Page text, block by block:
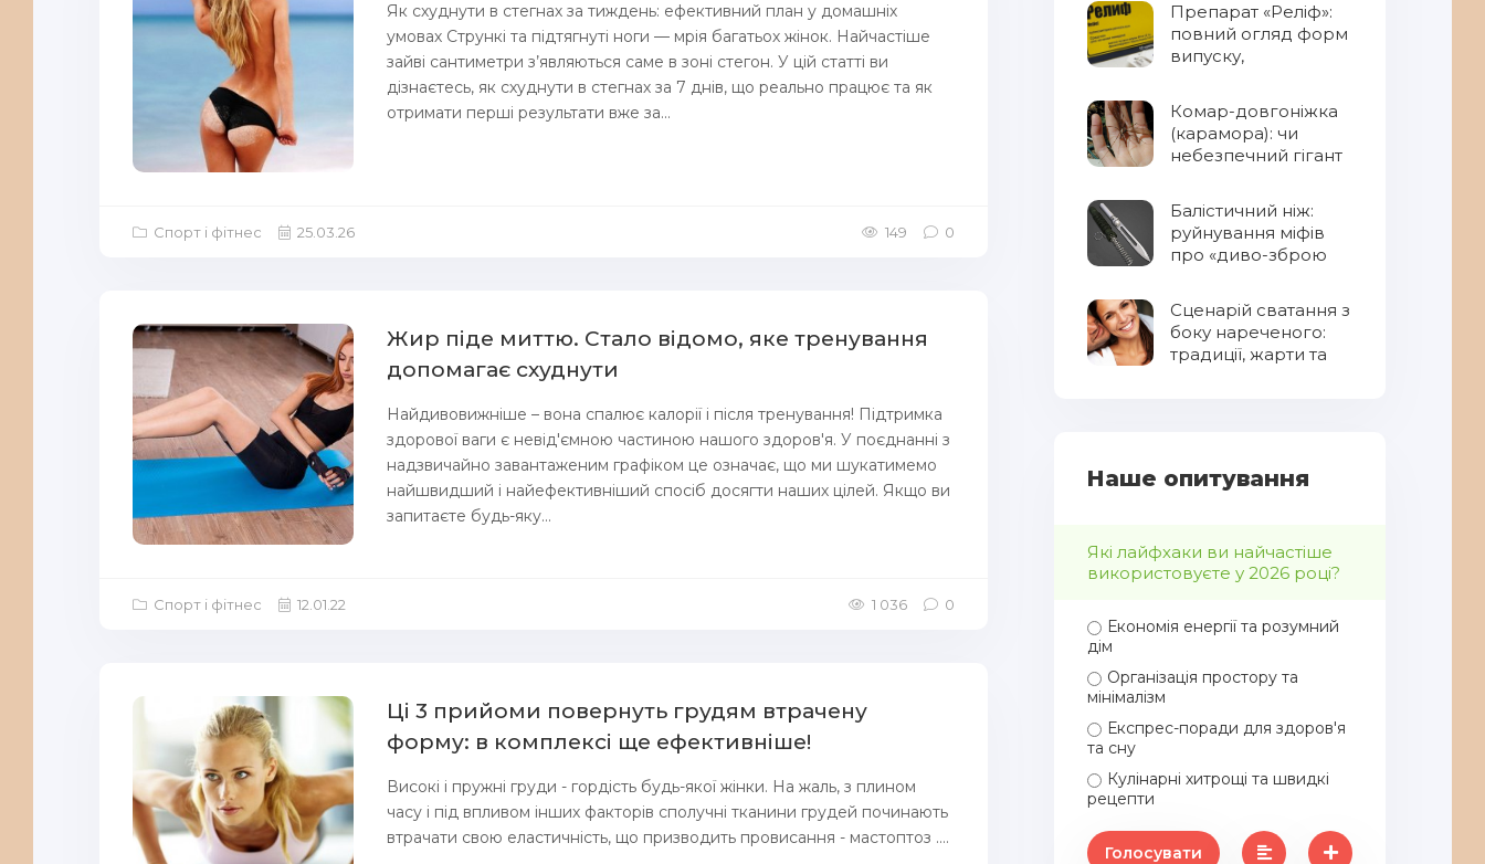
Як схуднути в стегнах за тиждень: ефективний план у домашніх
умовах Стрункі та підтягнуті ноги — мрія багатьох жінок. Найчастіше
зайві сантиметри з’являються саме в зоні стегон. У цій статті ви
дізнаєтесь, як схуднути в стегнах за 7 днів, що реально працює та як
отримати перші результати вже за...
Спорт і фітнес 25.03.26 149 0
Жир піде миттю. Стало відомо, яке тренування
допомагає схуднути
Найдивовижніше – вона спалює калорії і після тренування! Підтримка
здорової ваги є невід'ємною частиною нашого здоров'я. У поєднанні з
надзвичайно завантаженим графіком це означає, що ми шукатимемо
найшвидший і найефективніший спосіб досягти наших цілей. Якщо ви
запитаєте будь-яку...
Спорт і фітнес 12.01.22 1 036 0
Ці 3 прийоми повернуть грудям втрачену
форму: в комплексі ще ефективніше!
Високі і пружні груди - гордість будь-якої жінки. На жаль, з плином
часу і під впливом інших факторів сполучні тканини грудей починають
втрачати свою еластичність, що призводить провисання - мастоптоз ....
Препарат «Реліф»:
повний огляд форм
випуску,
правил
застосування
Комар-довгоніжка
(карамора): чи
небезпечний гігант
Балістичний ніж:
руйнування міфів
про «диво-зброю
Сценарій сватання з
боку нареченого:
традиції, жарти та
Наше опитування
Які лайфхаки ви найчастіше
використовуєте у 2026 році?
Економія енергії та розумний
дім
Організація простору та
мінімалізм
Експрес-поради для здоров'я
та сну
Кулінарні хитрощі та швидкі
рецепти
Голосувати